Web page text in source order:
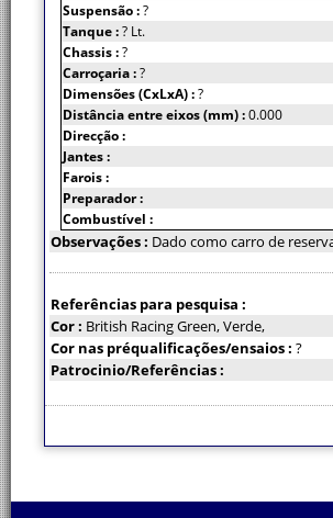
Suspensão :?
Tanque :? Lt.
Chassis :?
Carroçaria :?
Dimensões (CxLxA) :?
Distância entre eixos (mm) :0.000
Direcção :
Jantes :
Farois :
Preparador :
Combustível :
Observações : Dado como carro de
Referências para pesquisa :
Cor : British Racing Green, Verde,
Cor nas préqualificações/ensaios : ?
Patrocinio/Referências :